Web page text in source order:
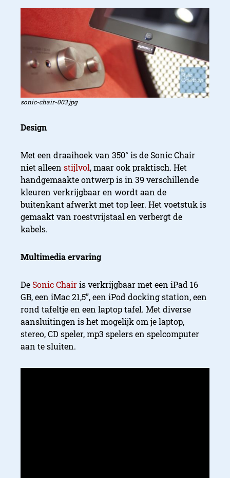
sonic-chair-003.jpg
Design
Met een draaihoek van 350° is de Sonic Chair
niet alleen stijlvol, maar ook praktisch. Het
handgemaakte ontwerp is in 39 verschillende
kleuren verkrijgbaar en wordt aan de
buitenkant afwerkt met top leer. Het voetstuk is
gemaakt van roestvrijstaal en verbergt de
kabels.
Multimedia ervaring
DeSonic Chairis verkrijgbaar met een iPad 16
GB, een iMac 21,5”, een iPod docking station, een
rond tafeltje en een laptop tafel. Met diverse
aansluitingen is het mogelijk om je laptop,
stereo, CD speler, mp3 spelers en spelcomputer
aan te sluiten.